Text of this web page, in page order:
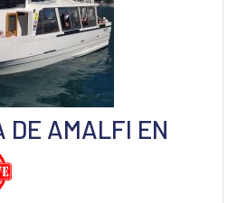
DE AMALFI EN